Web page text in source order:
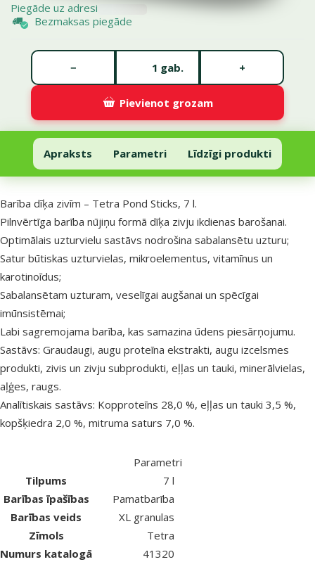
Piegāde uz adresi
Bezmaksas piegāde
gab.
− +
Pievienot grozam
Barība dīķa zivīm – Tetra Pond Sticks, 7 l
Pievienot grozam
Apraksts Parametri Līdzīgi produkti
Uz lapas sākumu
superzoo.product.detail.content
Barība dīķa zivīm – Tetra Pond Sticks, 7 l.
Pilnvērtīga barība nūjiņu formā dīķa zivju ikdienas barošanai.
Optimālais uzturvielu sastāvs nodrošina sabalansētu uzturu;
Satur būtiskas uzturvielas, mikroelementus, vitamīnus un
karotinoīdus;
Sabalansētam uzturam, veselīgai augšanai un spēcīgai
imūnsistēmai;
Labi sagremojama barība, kas samazina ūdens piesārņojumu.
Sastāvs: Graudaugi, augu proteīna ekstrakti, augu izcelsmes
produkti, zivis un zivju subprodukti, eļļas un tauki, minerālvielas,
aļģes, raugs.
Analītiskais sastāvs: Kopproteīns 28,0 %, eļļas un tauki 3,5 %,
kopšķiedra 2,0 %, mitruma saturs 7,0 %.
Parametri
Tilpums
7 l
Barības īpašības
Pamatbarība
Barības veids
XL granulas
Zīmols
Tetra
Numurs katalogā
41320